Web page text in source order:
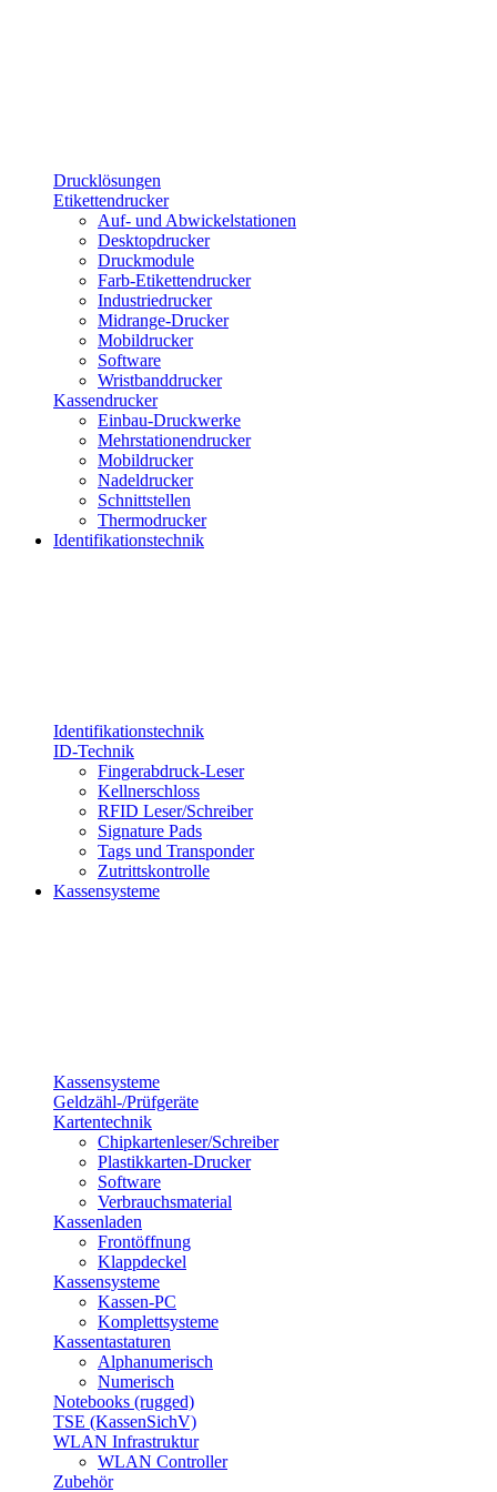
Drucklösungen
Etikettendrucker
Auf- und Abwickelstationen
Desktopdrucker
Druckmodule
Farb-Etikettendrucker
Industriedrucker
Midrange-Drucker
Mobildrucker
Software
Wristbanddrucker
Kassendrucker
Einbau-Druckwerke
Mehrstationendrucker
Mobildrucker
Nadeldrucker
Schnittstellen
Thermodrucker
Identifikationstechnik
Identifikationstechnik
ID-Technik
Fingerabdruck-Leser
Kellnerschloss
RFID Leser/Schreiber
Signature Pads
Tags und Transponder
Zutrittskontrolle
Kassensysteme
Kassensysteme
Geldzähl-/Prüfgeräte
Kartentechnik
Chipkartenleser/Schreiber
Plastikkarten-Drucker
Software
Verbrauchsmaterial
Kassenladen
Frontöffnung
Klappdeckel
Kassensysteme
Kassen-PC
Komplettsysteme
Kassentastaturen
Alphanumerisch
Numerisch
Notebooks (rugged)
TSE (KassenSichV)
WLAN Infrastruktur
WLAN Controller
Zubehör